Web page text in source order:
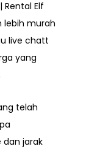
Rental Elf
lebih murah
live chatt
yang
telah
jarak